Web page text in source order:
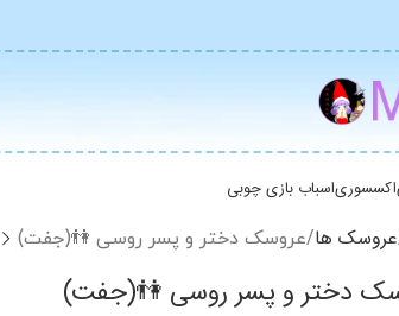
اکسسوریاسباب بازی چوبی
عروسک ها عروسک دختر و پسر روسی 👫(جفت)
دختر و پسر روسی 👫(جفت)